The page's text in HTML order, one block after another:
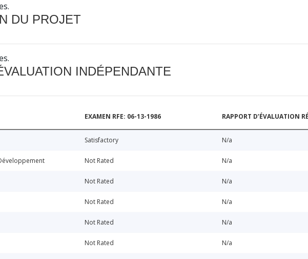
DU PROJET
INDÉPENDANTE
EXAMEN RFE: 06-13-1986 RAPPORT D’ÉVALUATION
Satisfactory N/a
Not Rated N/a
Not Rated N/a
Not Rated N/a
Not Rated N/a
Not Rated N/a